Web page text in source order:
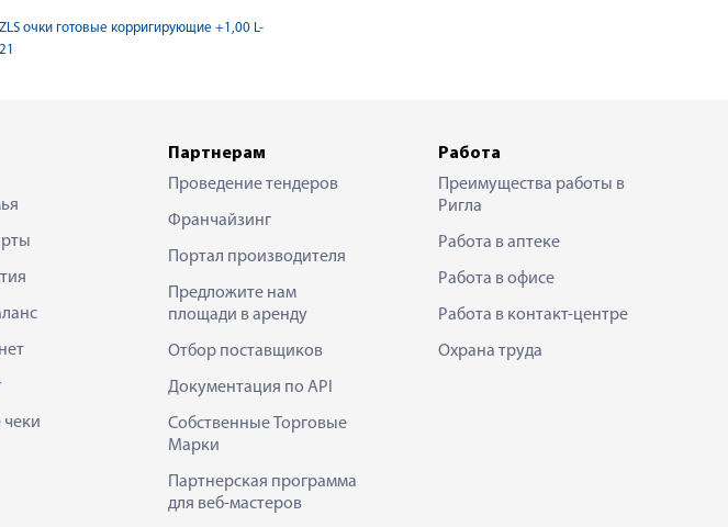
ZLS очки готовые корригирующие +1,00 L-
21
Партнерам
Проведение тендеров
Франчайзинг
Портал производителя
Предложите нам
площади в аренду
Отбор поставщиков
Документация по API
Собственные Торговые
Марки
Партнерская программа
для веб-мастеров
Работа
Преимущества работы в
Ригла
Работа в аптеке
Работа в офисе
Работа в контакт-центре
Охрана труда